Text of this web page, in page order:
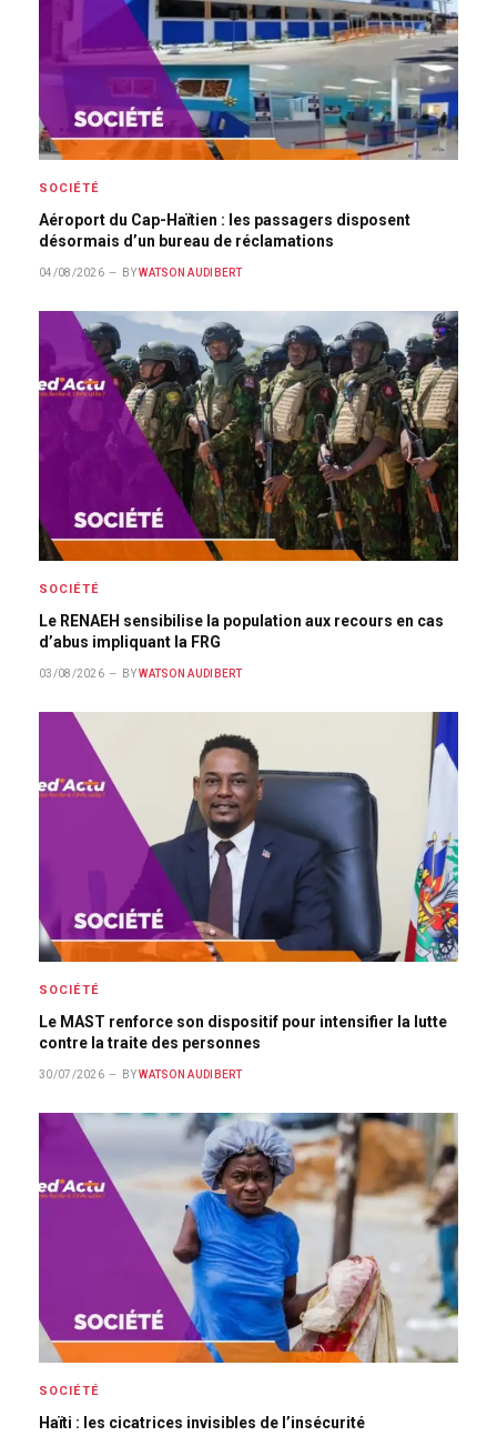
SOCIÉTÉ
Aéroport du Cap-Haïtien : les passagers disposent
désormais d’un bureau de réclamations
04/08/2026 BY WATSON AUDIBERT
SOCIÉTÉ
Le RENAEH sensibilise la population aux recours en cas
d’abus impliquant la FRG
03/08/2026 BY WATSON AUDIBERT
SOCIÉTÉ
Le MAST renforce son dispositif pour intensifier la lutte
contre la traite des personnes
30/07/2026 BY WATSON AUDIBERT
SOCIÉTÉ
Haïti : les cicatrices invisibles de l’insécurité